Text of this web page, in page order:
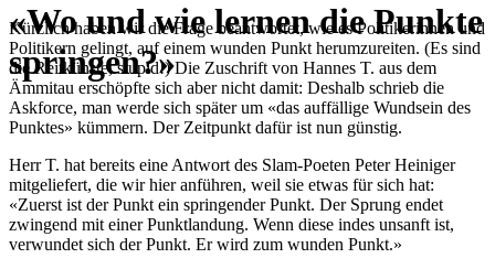
«Wo und wie lernen die Punkte
springen?»
Kürzlich haben wir die Frage beantwortet, wie es Politikerinnen und
Politikern gelingt, auf einem wunden Punkt herumzureiten. (Es sind
die Reitkünste, stupid!) Die Zuschrift von Hannes T. aus dem
Ämmitau erschöpfte sich aber nicht damit: Deshalb schrieb die
Askforce, man werde sich später um «das auffällige Wundsein des
Punktes» kümmern. Der Zeitpunkt dafür ist nun günstig.
Herr T. hat bereits eine Antwort des Slam-Poeten Peter Heiniger
mitgeliefert, die wir hier anführen, weil sie etwas für sich hat:
«Zuerst ist der Punkt ein springender Punkt. Der Sprung endet
zwingend mit einer Punktlandung. Wenn diese indes unsanft ist,
verwundet sich der Punkt. Er wird zum wunden Punkt.»